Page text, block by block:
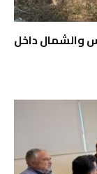
والشمال داخل